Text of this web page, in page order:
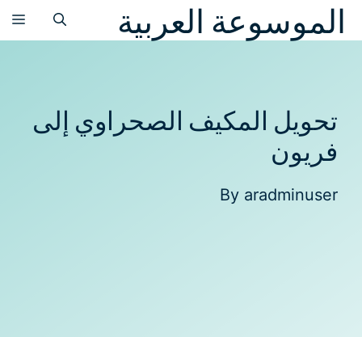
انتقلالموسوعة العربية
تحويل المكيف الصحراوي إلى
فريون
By aradminuser